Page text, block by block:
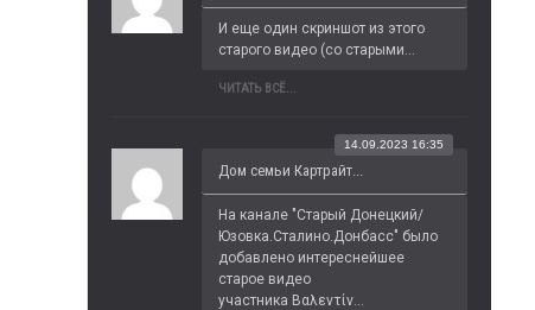
И еще один скриншот из этого
старого видео (со старыми...
ЧИТАТЬ ВСЁ...
Дом семьи Картрайт...
14.09.2023 16:35
На канале "Старый Донецкий/
Юзовка.Сталино.Донбасс" было
добавлено интереснейшее
старое видео
участника Βαλεντίν...